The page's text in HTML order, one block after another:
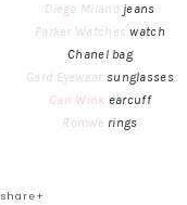
Diego Milanojeans
Parker Watches watch
Chanel bag
Gard Eyewear sunglasses
Can Wink earcuff
Romwe rings
share+